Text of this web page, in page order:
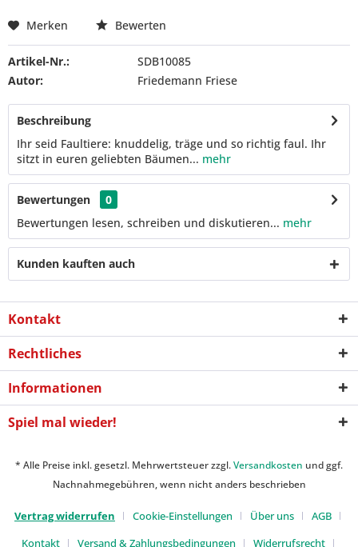
Merken Bewerten
Artikel-Nr.:
SDB10085
Autor:
Friedemann Friese
Beschreibung
Ihr seid Faultiere: knuddelig, träge und so richtig faul. Ihr
sitzt in euren geliebten Bäumen... mehr
Bewertungen
0
Bewertungen lesen, schreiben und diskutieren... mehr
Kunden kauften auch
Kontakt
Rechtliches
Informationen
Spiel mal wieder!
* Alle Preise inkl. gesetzl. Mehrwertsteuer zzgl.Versandkosten und ggf.
Nachnahmegebühren, wenn nicht anders beschrieben
Vertrag widerrufen Cookie-Einstellungen Über uns
AGB
Kontakt
Versand & Zahlungsbedingungen Widerrufsrecht